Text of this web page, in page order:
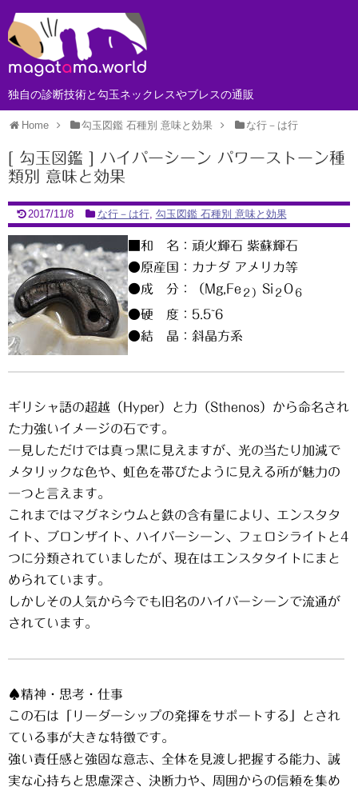
独自の診断技術と勾玉ネックレスやブレスの通販
Home 勾玉図鑑 石種別 意味と効果 な行－は行
[ 勾玉図鑑 ] ハイパーシーン パワーストーン種
類別 意味と効果
2017/11/8 な行－は行, 勾玉図鑑 石種別 意味と効果
■和 名：頑火輝石 紫蘇輝石
●原産国：カナダ アメリカ等
●成 分：（Mg,Fe ２） Si ２ O ６
●硬 度：5.5~6
●結 晶：斜晶方系
ギリシャ語の超越（Hyper）と力（Sthenos）から命名され
た力強いイメージの石です。
一見しただけでは真っ黒に見えますが、光の当たり加減で
メタリックな色や、虹色を帯びたように見える所が魅力の
一つと言えます。
これまではマグネシウムと鉄の含有量により、エンスタタ
イト、ブロンザイト、ハイパーシーン、フェロシライトと4
つに分類されていましたが、現在はエンスタタイトにまと
められています。
しかしその人気から今でも旧名のハイパーシーンで流通が
されています。
♠精神・思考・仕事
この石は「リーダーシップの発揮をサポートする」とされ
ている事が大きな特徴です。
強い責任感と強固な意志、全体を見渡し把握する能力、誠
実な心持ちと思慮深さ、決断力や、周囲からの信頼を集め